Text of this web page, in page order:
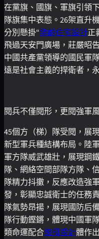
在黨旗、國旗、軍旗引領
隊旗集中表態。26架直升
分別懸掛“樂齡住宅設計正
飛過天安門廣場，莊嚴昭
中國共產黨領導的國民軍
遠是社會主義的捍衛者，
閱兵不僅閱形，更閱強軍
45個方（梯）隊受閱，展
新型軍兵種結構布局。陸
軍方隊威武雄壯，展現鋼
隊、網絡空間部隊方隊、
隊精力抖擻，反應改造強
發，彰顯忠誠衛士的任務
隊氣勢昂揚，展現國防后
隊行動鏗鏘，體現中國軍
類命運配合遊艇設計體作